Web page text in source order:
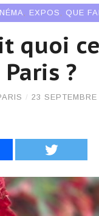
, EXPOS , QUE
quoi
?
/ 23 SEPTEMBRE